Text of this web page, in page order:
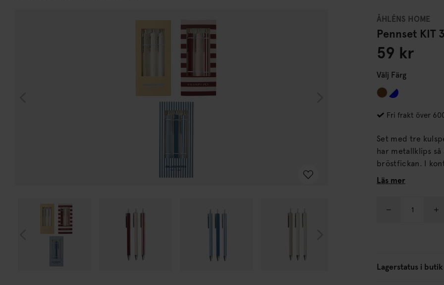
ÅHLÉNS HOME
Pennset KIT
59 kr
Välj Färg
Fri frakt över
Set med tre
har metallklips
bröstfickan. I kontorsserien KIT finns skrivböcker, anteckningsblock,
veckoplanerare
Läs mer
Lagerstatus i butik